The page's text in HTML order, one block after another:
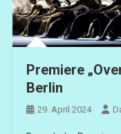
Premiere
Berlin
29. April 2024